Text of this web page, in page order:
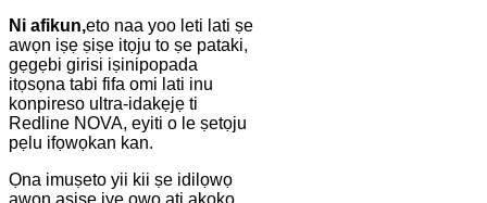
Ni afikun,eto naa yoo leti lati ṣe
awọn iṣẹ ṣiṣe itọju to ṣe pataki,
gẹgẹbi girisi iṣinipopada
itọsọna tabi fifa omi lati inu
konpireso ultra-idakẹjẹ ti
Redline NOVA, eyiti o le ṣetọju
pẹlu ifọwọkan kan.
Ọna imuṣeto yii kii ṣe idilọwọ